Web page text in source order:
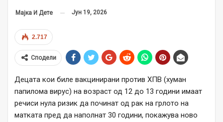
Мајка И Дете Јун 19, 2026
2.717
Сподели
Децата кои биле вакцинирани против ХПВ (хуман
папилома вирус) на возраст од 12 до 13 години имаат
речиси нула ризик да починат од рак на грлото на
матката пред да наполнат 30 години, покажува ново